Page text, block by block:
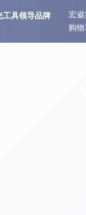
具领导品牌 宏
购